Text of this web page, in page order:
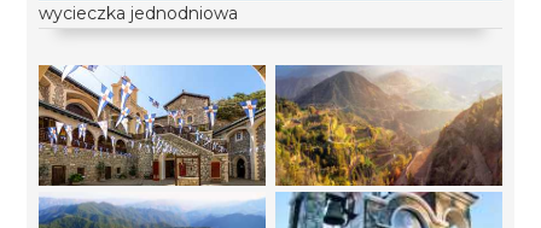
wycieczka jednodniowa